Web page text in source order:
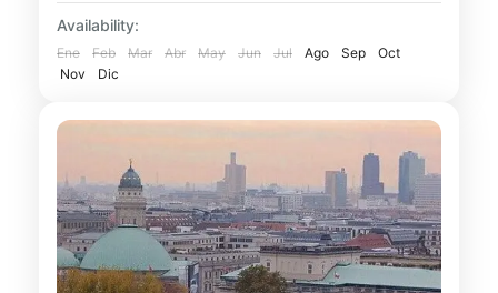
recorrido a pie lleno de arte urbano,
historia y cultura contemporánea. Durante
este...
Berlín
Availability:
Ene Feb Mar Abr May Jun Jul Ago Sep
Oct
Nov
Dic